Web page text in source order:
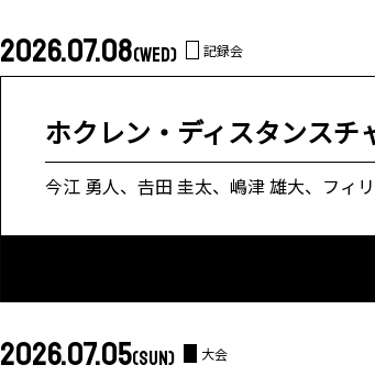
2026.07.08(WED) 記録会
ホクレン・ディスタンスチ
今江 勇人、𠮷田 圭太、嶋津 雄大、フィ
2026.07.05(SUN) 大会